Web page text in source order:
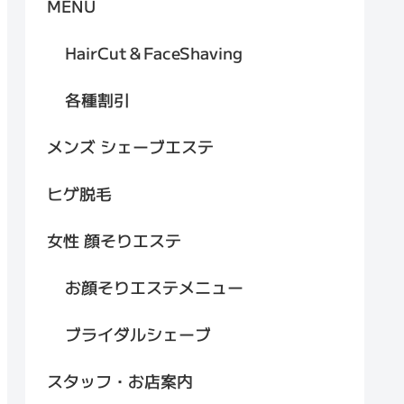
MENU
HairCut＆FaceShaving
各種割引
メンズ シェーブエステ
ヒゲ脱毛
女性 顔そりエステ
お顔そりエステメニュー
ブライダルシェーブ
スタッフ・お店案内